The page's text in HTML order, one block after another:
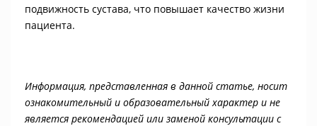
подвижность сустава, что повышает качество жизни
пациента.
Информация, представленная в данной статье, носит
ознакомительный и образовательный характер и не
является рекомендацией или заменой консультации с